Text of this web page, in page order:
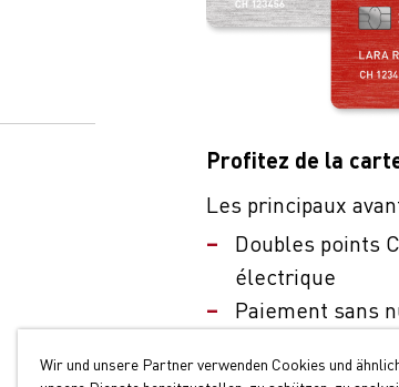
Profitez de la
Les principaux
Doubles points
électrique
Paiement sans
Wir und unsere Partner verwenden Cookies und